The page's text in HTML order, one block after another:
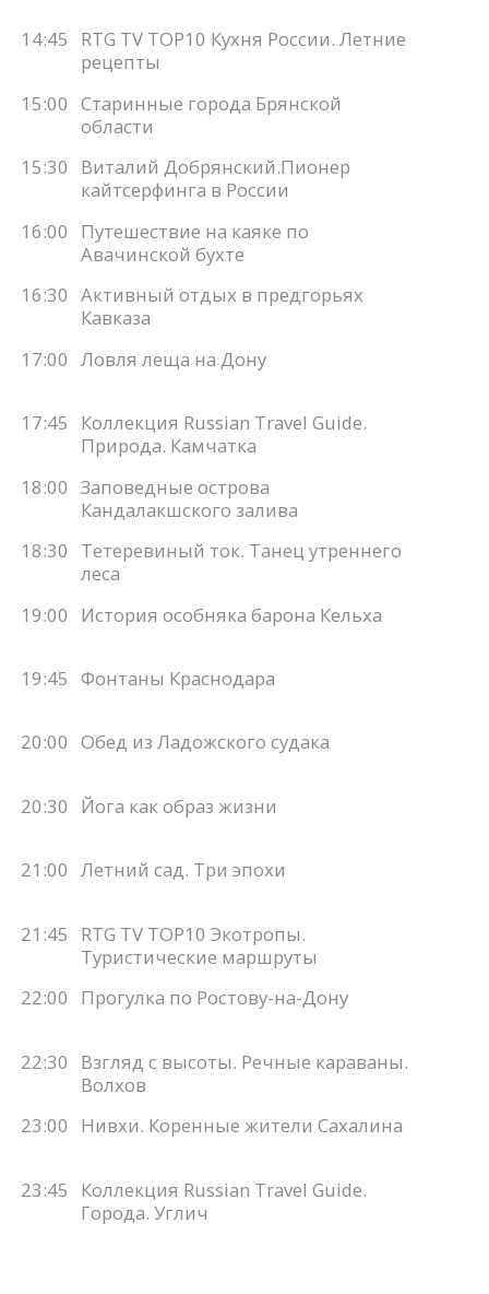
14:45
RTG TV TOP10 Кухня России. Летние
рецепты
15:00 Старинные города Брянской
области
15:30
Виталий Добрянский.Пионер
кайтсерфинга в России
16:00
Путешествие на каяке по
Авачинской бухте
16:30 Активный отдых в предгорьях
Кавказа
17:00 Ловля леща на Дону
17:45
Коллекция Russian Travel Guide.
Природа. Камчатка
18:00 Заповедные острова
Кандалакшского залива
18:30
Тетеревиный ток. Танец утреннего
леса
19:00
История особняка барона Кельха
19:45 Фонтаны Краснодара
20:00 Обед из Ладожского судака
20:30 Йога как образ жизни
21:00 Летний сад. Три эпохи
21:45
RTG TV TOP10 Экотропы.
Туристические маршруты
22:00
Прогулка по Ростову-на-Дону
22:30
Взгляд с высоты. Речные караваны.
Волхов
23:00
Нивхи. Коренные жители Сахалина
23:45
Коллекция Russian Travel Guide.
Города. Углич